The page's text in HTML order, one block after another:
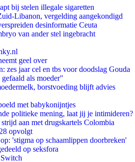
bij stelen illegale sigaretten
Libanon, vergelding aangekondigd
desinformatie Ceuta
van ander stel ingebracht
geel over
zes jaar cel en tbs voor doodslag Gouda
als moeder"
borstvoeding blijft advies
met babykonijntjes
politieke mening, laat jij je intimideren?
aan met drugskartels Colombia
opvolgt
'stigma op schaamlippen doorbreken'
op seksfora